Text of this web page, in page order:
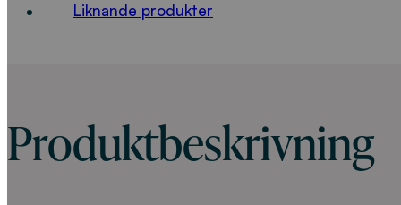
Liknande produkter
Produktbeskrivning